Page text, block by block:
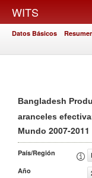
WITS
Datos Básicos
Bangladesh
aranceles
Mundo 2007-2011
País/Región
Año